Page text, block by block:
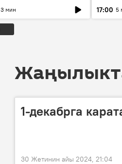
3 мин 17:00 5
1-декабрга
30 Жетинин айы 2024, 21:04